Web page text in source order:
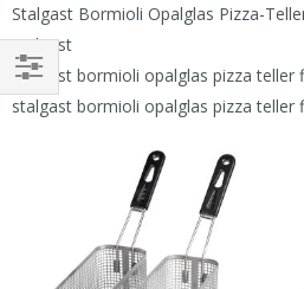
Stalgast Bormioli Opalglas Pizza-
stalgast
stalgast bormioli opalglas pizza teller
stalgast bormioli opalglas pizza teller
EINKAUFEN